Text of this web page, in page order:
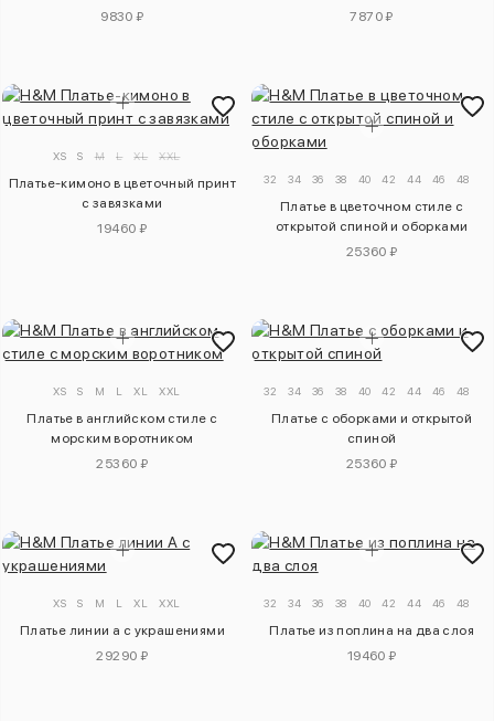
9830 ₽
7870 ₽
XS S M L XL XXL
Платье-кимоно в цветочный принт
с завязками
19460 ₽
32 34 36 38 40 42 44 46 48
Платье в цветочном стиле с
открытой спиной и оборками
25360 ₽
XS S M L XL XXL
Платье в английском стиле с
морским воротником
25360 ₽
32 34 36 38 40 42 44 46 48
Платье с оборками и открытой
спиной
25360 ₽
XS S M L XL XXL
Платье линии a с украшениями
29290 ₽
32 34 36 38 40 42 44 46 48
Платье из поплина на два слоя
19460 ₽